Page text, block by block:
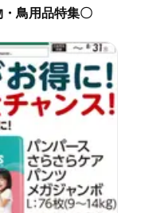
鳥用品特集〇